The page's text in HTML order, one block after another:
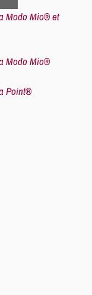
Modo Mio® et
Modo Mio®
Point®